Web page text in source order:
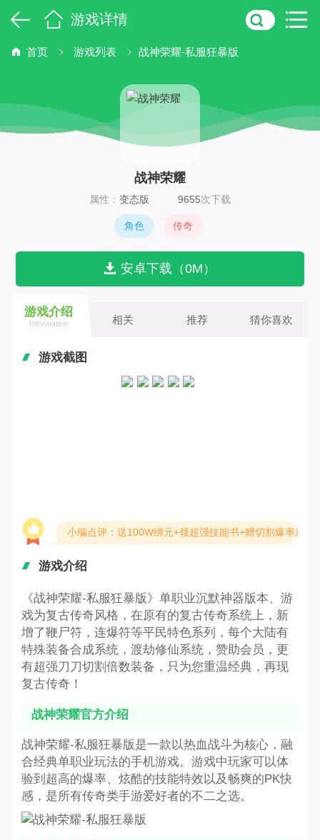
游戏详情
首页 游戏列表 战神荣耀-私服狂暴版
战神荣耀
属性： 变态版 9655次下载
角色 传奇
安卓下载（0M）
游戏介绍
Information 相关 推荐 猜你喜欢
游戏截图
小编点评：送100W绑元+领超强技能书+赠切割爆率道具
游戏介绍
《战神荣耀-私服狂暴版》单职业沉默神器版本、游
戏为复古传奇风格，在原有的复古传奇系统上，新
增了鞭尸符，连爆符等平民特色系列，每个大陆有
特殊装备合成系统，渡劫修仙系统，赞助会员，更
有超强刀刀切割倍数装备，只为您重温经典，再现
复古传奇！
战神荣耀官方介绍
战神荣耀-私服狂暴版是一款以热血战斗为核心，融
合经典单职业玩法的手机游戏。游戏中玩家可以体
验到超高的爆率、炫酷的技能特效以及畅爽的PK快
感，是所有传奇类手游爱好者的不二之选。